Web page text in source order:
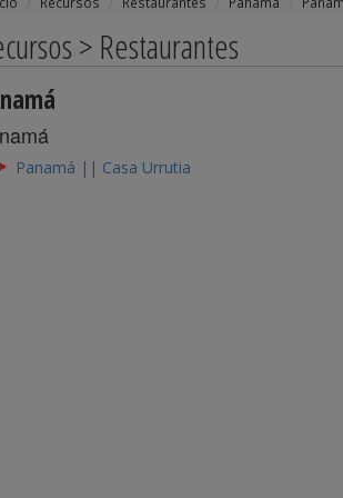
> Restaurantes
Panamá || Casa Urrutia